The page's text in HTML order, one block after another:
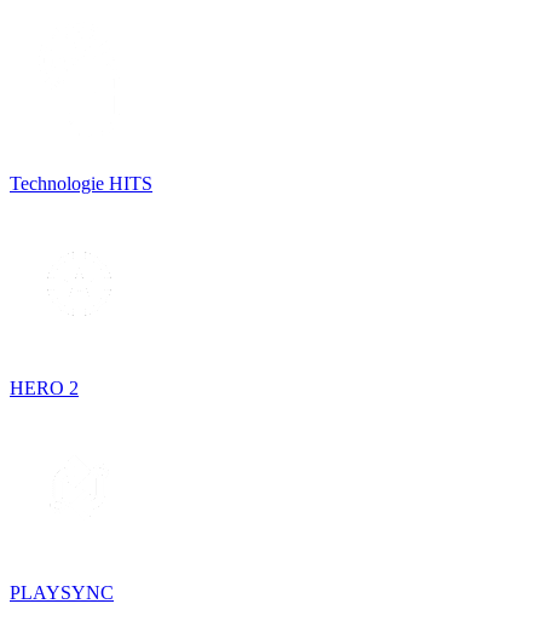
Technologie HITS
HERO 2
PLAYSYNC